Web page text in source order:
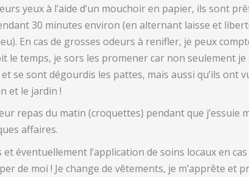
yeux à l’aide d’un mouchoir en papier, ils sont
30 minutes environ (en alternant laisse et
En cas de grosses odeurs à renifler, je peux
le temps, je sors les promener car non seulement je
se sont dégourdis les pattes, mais aussi qu’ils ont
et le jardin !
repas du matin (croquettes) pendant que j’essuie
affaires.
éventuellement l’application de soins locaux en cas
de moi ! Je change de vêtements, je m’apprête et